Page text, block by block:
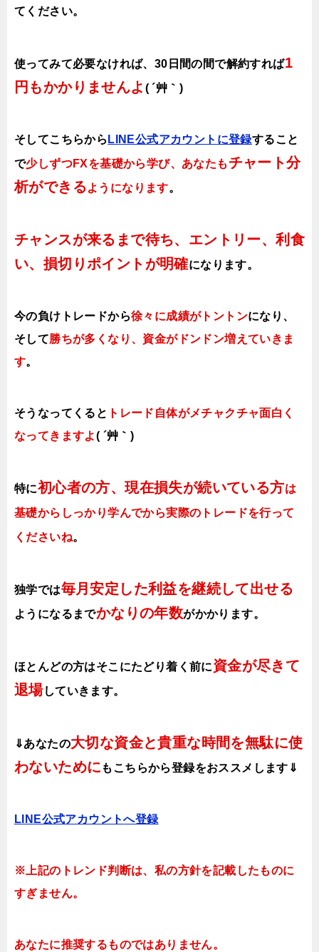
てください。
使ってみて必要なければ、30日間の間で解約すれば1
円もかかりませんよ ( ´艸｀)
そしてこちらから LINE公式アカウントに登録すること
で少しずつFXを基礎から学び、あなたも チャート分
析ができるようになります。
チャンスが来るまで待ち、エントリー、利食
い、損切りポイントが明確になります。
今の負けトレードから徐々に成績がトントンになり、
そして勝ちが多くなり、資金がドンドン増えていきま
す。
そうなってくると トレード自体がメチャクチャ面白く
なってきますよ ( ´艸｀)
特に初心者の方、現在損失が続いている方は
基礎からしっかり学んでから実際のトレードを行って
くださいね。
独学では毎月安定した利益を継続して出せる
ようになるまでかなりの年数がかかります。
ほとんどの方はそこにたどり着く前に資金が尽きて
退場していきます。
⇓あなたの大切な資金と貴重な時間を無駄に使
わないために も こちらから登録をおススメします⇓
LINE公式アカウントへ登録
※上記のトレンド判断は、私の方針を記載したものに
すぎません。
あなたに推奨するものではありません。